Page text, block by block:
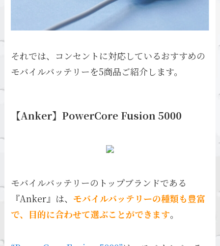
それでは、コンセントに対応しているおすすめの
モバイルバッテリーを5商品ご紹介します。
【Anker】PowerCore Fusion 5000
モバイルバッテリーのトップブランドである
『Anker』は、 モバイルバッテリーの種類も豊富
で、目的に合わせて選ぶことができます。